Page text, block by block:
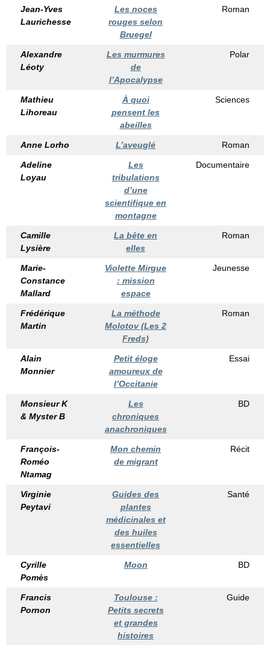
Jean-Yves
Laurichesse
Les noces
rouges selon
Bruegel
Roman
Alexandre
Léoty
Les murmures
de
l’Apocalypse
Polar
Mathieu
Lihoreau
À quoi
pensent les
abeilles
Sciences
Anne Lorho L’aveuglé Roman
Adeline
Loyau
Les
tribulations
d’une
scientifique en
montagne
Documentaire
Camille
Lysière
La bête en
elles
Roman
Marie-
Constance
Mallard
Violette Mirgue
: mission
espace
Jeunesse
Frédérique
Martin
La méthode
Molotov (Les 2
Freds)
Roman
Alain
Monnier
Petit éloge
amoureux de
l’Occitanie
Essai
Monsieur K
& Myster B
Les
chroniques
anachroniques
BD
François-
Roméo
Ntamag
Mon chemin
de migrant
Récit
Virginie
Peytavi
Guides des
plantes
médicinales et
des huiles
essentielles
Santé
Cyrille
Pomès
Moon BD
Francis
Pornon
Toulouse :
Petits secrets
et grandes
histoires
Guide